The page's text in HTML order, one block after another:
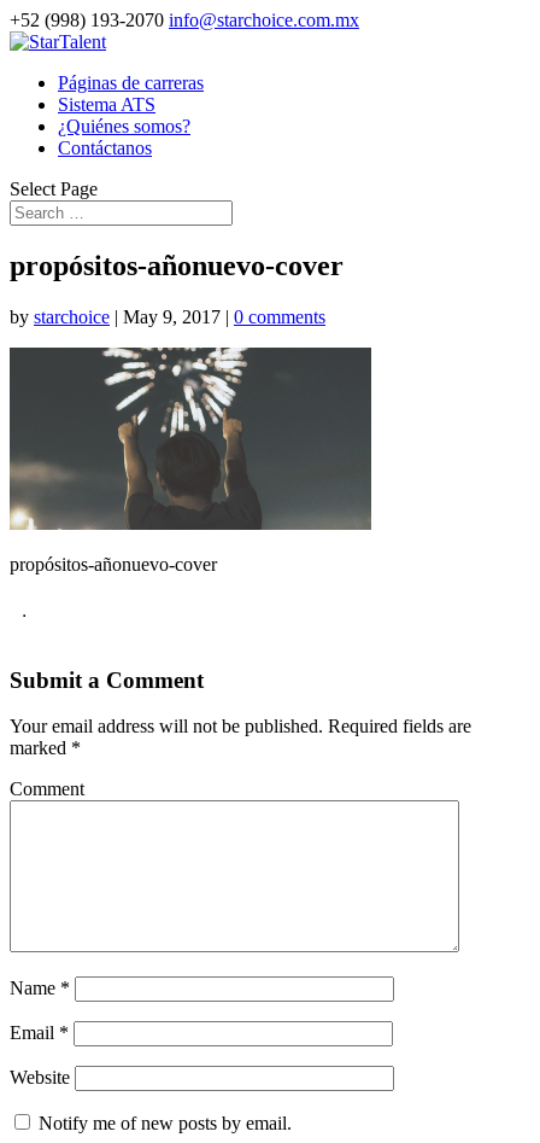
+52 (998) 193-2070 info@starchoice.com.mx
Páginas de carreras
Sistema ATS
¿Quiénes somos?
Contáctanos
Select Page
propósitos-añonuevo-cover
by starchoice | May 9, 2017 | 0 comments
propósitos-añonuevo-cover
.
Submit a Comment
Your email address will not be published. Required fields are
marked *
Comment
Name *
Email *
Website
Notify me of new posts by email.